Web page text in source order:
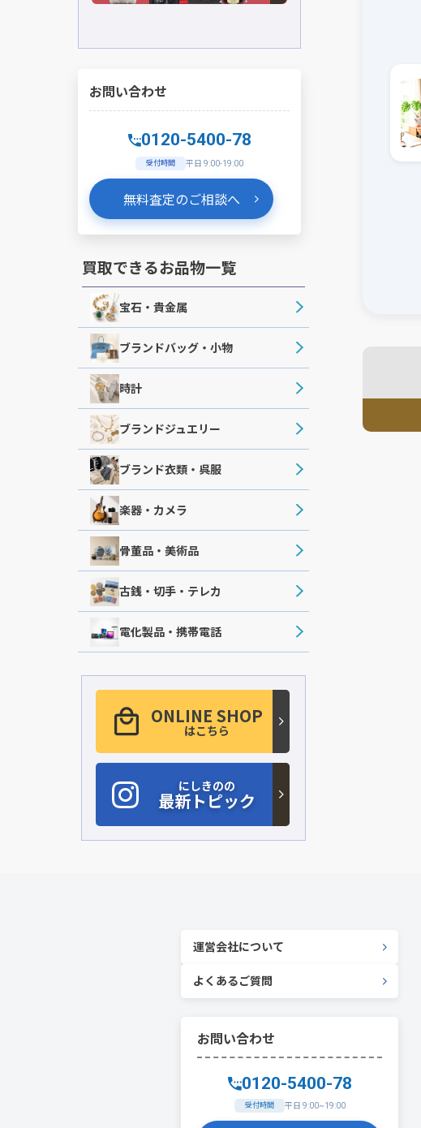
お問い合わせ
0120-5400-78
受付時間 平日 9:00-19:00
無料査定のご相談へ
買取できるお品物一覧
宝石・貴金属
ブランドバッグ・小物
時計
ブランドジュエリー
ブランド衣類・呉服
楽器・カメラ
骨董品・美術品
古銭・切手・テレカ
電化製品・携帯電話
ONLINE SHOP
はこちら
にしきのの
最新トピック
運営会社について
よくあるご質問
お問い合わせ
0120-5400-78
受付時間 平日 9:00~19:00